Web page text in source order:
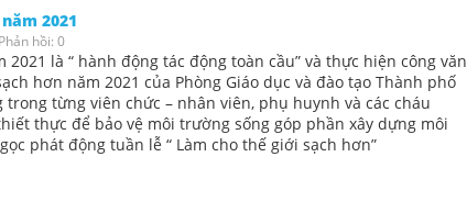
2021
Phản hồi: 0
là “ hành động tác động toàn cầu” và thực hiện công văn
hơn năm 2021 của Phòng Giáo dục và đào tạo Thành phố
từng viên chức – nhân viên, phụ huynh và các cháu
thực để bảo vệ môi trường sống góp phần xây dựng môi
phát động tuần lễ “ Làm cho thế giới sạch hơn”